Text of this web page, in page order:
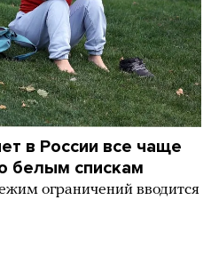
в России все чаще
белым спискам
ограничений вводится